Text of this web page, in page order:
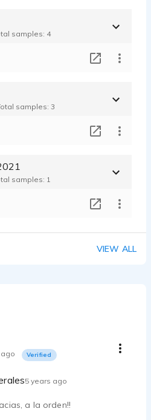
samples: 4
samples: 3
samples: 1
VIEW ALL
Verified
5 years ago
a la orden!!